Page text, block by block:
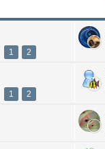
1 2
1 2